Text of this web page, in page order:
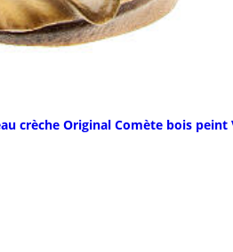
crèche Original Comète bois peint